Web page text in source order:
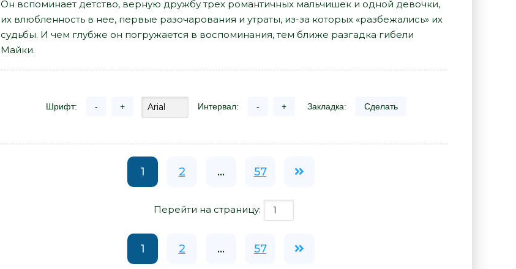
Он вспоминает детство, верную дружбу трех романтичных мальчишек и одной девочки,
их влюбленность в нее, первые разочарования и утраты, из-за которых «разбежались» их
судьбы. И чем глубже он погружается в воспоминания, тем ближе разгадка гибели
Майки.
Шрифт: - + Интервал: - + Закладка: Сделать
1 2 ... 57
Перейти на страницу:
1 2 ... 57